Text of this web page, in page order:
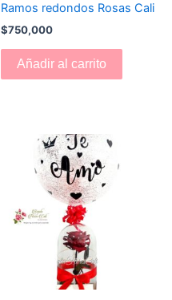
Ramos redondos Rosas Cali
$750,000
Añadir al carrito